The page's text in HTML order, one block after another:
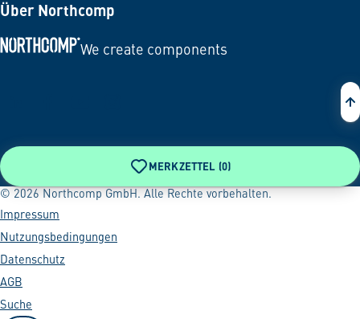
Über Northcomp
We create components
MERKZETTEL (0)
© 2026 Northcomp GmbH. Alle Rechte vorbehalten.
Impressum
Nutzungsbedingungen
Datenschutz
AGB
Suche